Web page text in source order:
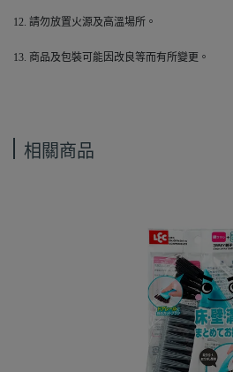
12. 請勿放置火源及高溫場所。
13. 商品及包裝可能因改良等而有所變更。
相關商品